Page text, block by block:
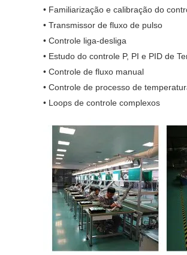
• Familiarização e calibração do
• Transmissor de fluxo de pulso
• Controle liga-desliga
• Estudo do controle P, PI e PID de
• Controle de fluxo manual
• Controle de processo de
• Loops de controle complexos